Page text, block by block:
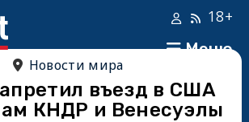
Меню
18+
Новости мира
въезд в США
КНДР и Венесуэлы